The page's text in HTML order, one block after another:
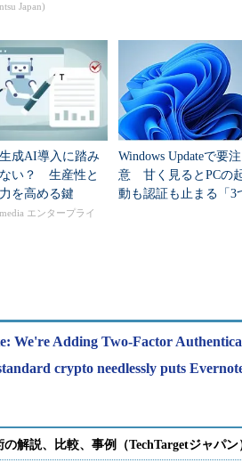
Japan)
成AI導入に踏み
い？ 生産性と
を高める鍵
エンタープライ
Windows Updateで要注
意 甘く見るとPCの
動も認証も止まる「3
We're Adding Two-Factor
crypto needlessly puts